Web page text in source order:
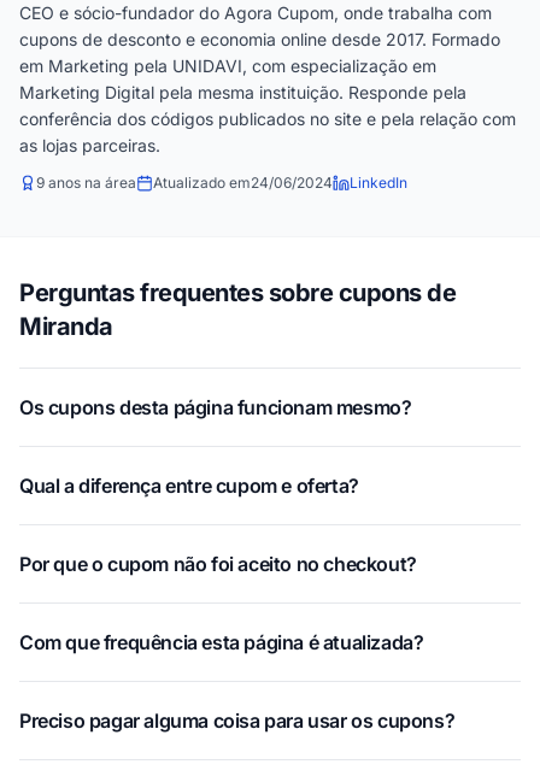
CEO e sócio-fundador do Agora Cupom, onde trabalha com
cupons de desconto e economia online desde 2017. Formado
em Marketing pela UNIDAVI, com especialização em
Marketing Digital pela mesma instituição. Responde pela
conferência dos códigos publicados no site e pela relação com
as lojas parceiras.
9 anos na área Atualizado em24/06/2024 LinkedIn
Perguntas frequentes sobre cupons de
Miranda
Os cupons desta página funcionam mesmo?
Qual a diferença entre cupom e oferta?
Por que o cupom não foi aceito no checkout?
Com que frequência esta página é atualizada?
Preciso pagar alguma coisa para usar os cupons?